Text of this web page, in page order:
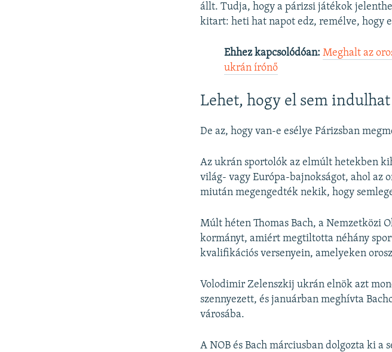
állt. Tudja, hogy a párizsi játékok
kitart: heti hat napot edz, remélve, hogy
Ehhez kapcsolódóan:Meghalt az
ukrán írónő
Lehet, hogy el sem indulhat
De az, hogy van-e esélye Párizsban
Az ukrán sportolók az elmúlt hetekben
világ- vagy Európa-bajnokságot, ahol az
miután megengedték nekik, hogy
Múlt héten Thomas Bach, a Nemzetközi
kormányt, amiért megtiltotta néhány
kvalifikációs versenyein, amelyeken
Volodimir Zelenszkij ukrán elnök azt
szennyezett, és januárban meghívta
városába.
A NOB és Bach márciusban dolgozta ki a